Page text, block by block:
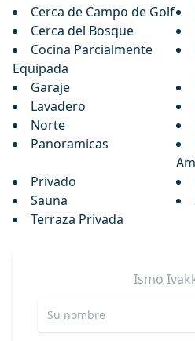
Cerca de Campo de Golf
Cerca del Bosque
Cocina Parcialmente
Equipada
Garaje
Lavadero
Norte
Panoramicas
Privado
Sauna
Terraza Privada
Ismo